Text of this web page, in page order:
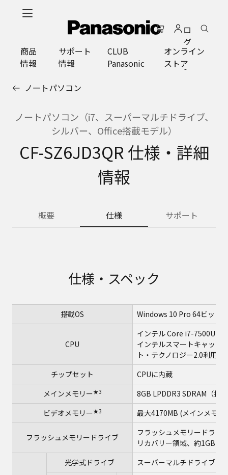
ロ
グ
イ
ン
商品
情報
サポート
情報
CLUB
Panasonic
オンライン
ストア
ノートパソコン
ノートパソコン（i7、スーパーマルチドライブ、
シルバー、Office搭載モデル）
CF-SZ6JD3QR 仕様・詳細
情報
概要 仕様 サポート
仕様・スペック
搭載OS Windows 10 Pro 64ビット
CPU
インテル Core i7-7500U プ
インテルスマートキャッシ
ト・テクノロジー2.0利用
チップセット
CPUに内蔵
メインメモリー★3
8GB LPDDR3 SDRAM（拡
ビデオメモリー★3 最大4170MB (メインメモリ
フラッシュメモリードライブ
フラッシュメモリードライ
リカバリー領域、約1GBを
光学式ドライブ スーパーマルチドライブ（